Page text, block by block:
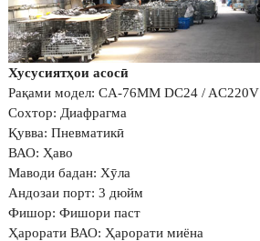
Хусусиятҳои асосӣ
Рақами модел: CA-76MM DC24 / AC220V
Сохтор: Диафрагма
Қувва: Пневматикӣ
ВАО: Ҳаво
Маводи бадан: Хӯла
Андозаи порт: 3 дюйм
Фишор: Фишори паст
Ҳарорати ВАО: Ҳарорати миёна